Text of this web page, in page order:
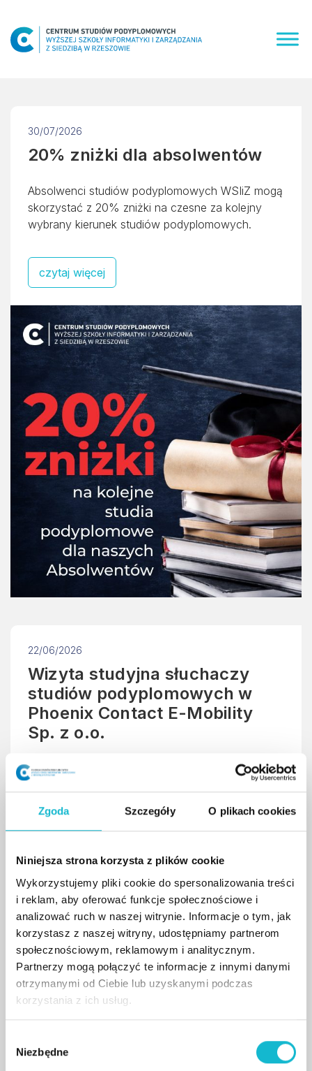
Zgoda Szczegóły O plikach cookies
Niniejsza strona korzysta z plików cookie
Wykorzystujemy pliki cookie do spersonalizowania treści
i reklam, aby oferować funkcje społecznościowe i
analizować ruch w naszej witrynie. Informacje o tym, jak
korzystasz z naszej witryny, udostępniamy partnerom
społecznościowym, reklamowym i analitycznym.
Partnerzy mogą połączyć te informacje z innymi danymi
otrzymanymi od Ciebie lub uzyskanymi podczas
korzystania z ich usług.
Niezbędne
content
30/07/2026
20% zniżki dla absolwentów
Absolwenci studiów podyplomowych WSIiZ mogą
skorzystać z 20% zniżki na czesne za kolejny
wybrany kierunek studiów podyplomowych.
czytaj więcej
22/06/2026
Wizyta studyjna słuchaczy
studiów podyplomowych w
Phoenix Contact E-Mobility
Sp. z o.o.
Słuchacze studiów podyplomowych „Doradztwo
studyjną w Phoenix Contact E-Mobility Sp. z o.o.
w Rzeszowie.
czytaj więcej